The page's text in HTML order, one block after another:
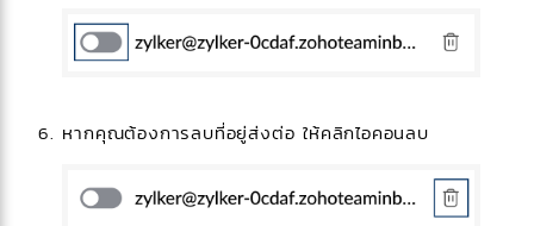
หากคุณต้องการลบที่อยู่ส่งต่อ ให้คลิกไอคอนลบ